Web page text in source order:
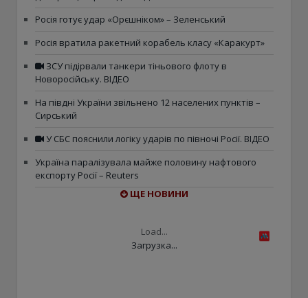
Росія готує удар «Орєшніком» – Зеленський
Росія вратила ракетний корабель класу «Каракурт»
ЗСУ підірвали танкери тіньового флоту в
Новоросійську. ВІДЕО
На півдні України звільнено 12 населених пунктів –
Сирський
У СБС пояснили логіку ударів по півночі Росії. ВІДЕО
Україна паралізувала майже половину нафтового
експорту Росії – Reuters
ЩЕ НОВИНИ
Load...
Загрузка...